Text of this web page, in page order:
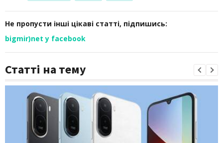
Не пропусти інші цікаві статті, підпишись:
bigmir)net у facebook
Статті на тему